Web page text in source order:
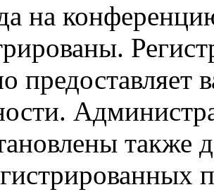
на
предоставляет
также